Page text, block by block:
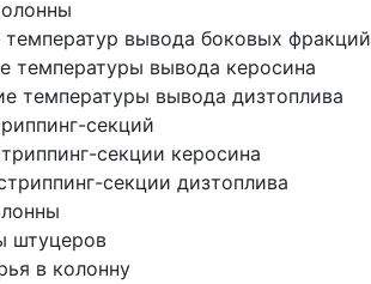
температур вывода боковых фракций
температуры вывода керосина
температуры вывода дизтоплива
секций
секции керосина
секции дизтоплива
штуцеров
в колонну